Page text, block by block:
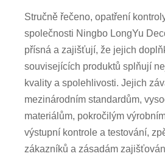
Stručně řečeno, opatření
společnosti Ningbo LongYu
přísná a zajišťují, že jejich
souvisejících produktů splňují
kvality a spolehlivosti. Jejich
mezinárodním standardům,
materiálům, pokročilým
výstupní kontrole a testování,
zákazníků a zásadám